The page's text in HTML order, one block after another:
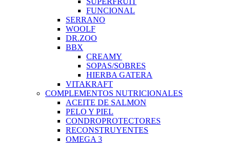
FUNCIONAL
SERRANO
WOOLF
DR.ZOO
BBX
CREAMY
SOPAS/SOBRES
HIERBA GATERA
VITAKRAFT
COMPLEMENTOS NUTRICIONALES
ACEITE DE SALMON
PELO Y PIEL
CONDROPROTECTORES
RECONSTRUYENTES
OMEGA 3